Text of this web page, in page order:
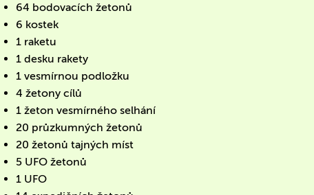
64 bodovacích žetonů
6 kostek
1 raketu
1 desku rakety
1 vesmírnou podložku
4 žetony cílů
1 žeton vesmírného selhání
20 průzkumných žetonů
20 žetonů tajných míst
5 UFO žetonů
1 UFO